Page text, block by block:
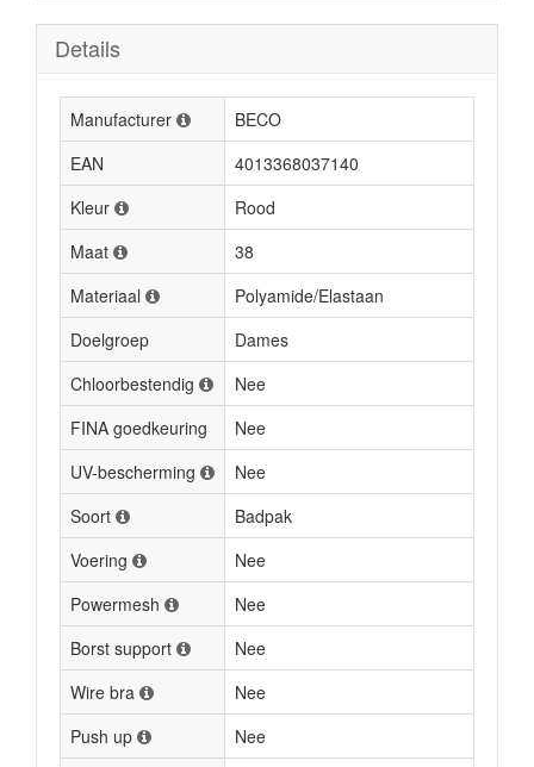
Details
Manufacturer
BECO
EAN
4013368037140
Kleur
Rood
Maat
38
Materiaal
Polyamide/Elastaan
Doelgroep
Dames
Chloorbestendig
Nee
FINA goedkeuring
Nee
UV-bescherming
Nee
Soort
Badpak
Voering
Nee
Powermesh
Nee
Borst support
Nee
Wire bra
Nee
Push up
Nee